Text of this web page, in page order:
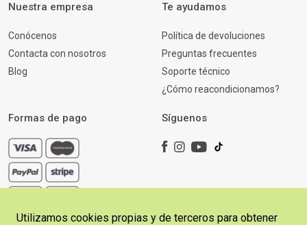
Nuestra empresa
Conócenos
Contacta con nosotros
Blog
Te ayudamos
Política de devoluciones
Preguntas frecuentes
Soporte técnico
¿Cómo reacondicionamos?
Formas de pago Síguenos
Utilizamos cookies propias y de terceros para obtener